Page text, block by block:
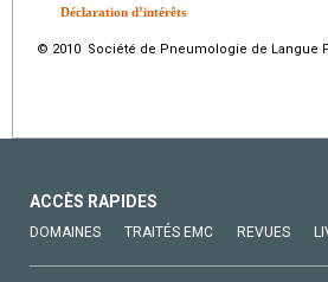
Déclaration d’intérêts
© 2010 Société de Pneumologie de Langue
ACCÈS RAPIDES
DOMAINES TRAITÉS EMC REVUES